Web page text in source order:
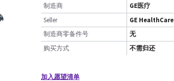
制造商
GE医疗
Seller
GE HealthCare
制造商零备件号
无
购买方式
不需归还
加入愿望清单